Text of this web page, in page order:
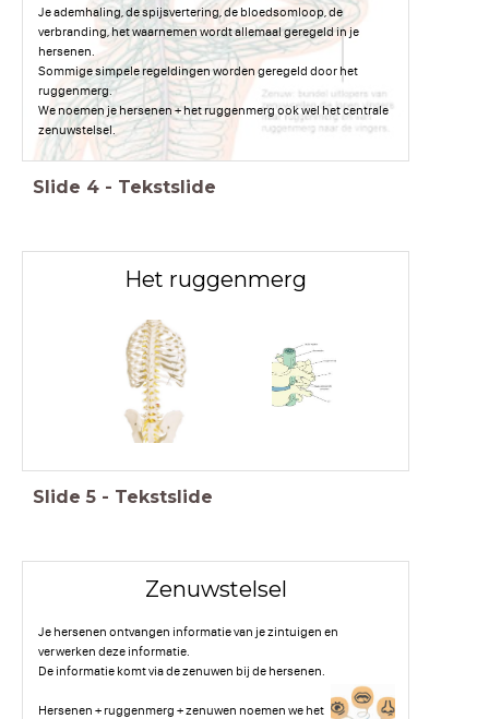
Je ademhaling, de spijsvertering, de bloedsomloop, de
verbranding, het waarnemen wordt allemaal geregeld in je
hersenen.
Sommige simpele regeldingen worden geregeld door het
ruggenmerg.
We noemen je hersenen + het ruggenmerg ook wel het centrale
zenuwstelsel.
Slide 4 - Tekstslide
Het ruggenmerg
Slide 5 - Tekstslide
Zenuwstelsel
Je hersenen ontvangen informatie van je zintuigen en
verwerken deze informatie.
De informatie komt via de zenuwen bij de hersenen.
Hersenen + ruggenmerg + zenuwen noemen we het